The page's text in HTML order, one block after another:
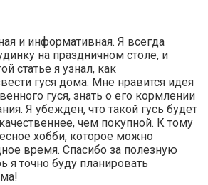
и информативная. Я всегда
на праздничном столе, и
статье я узнал, как
гуся дома. Мне нравится идея
гуся, знать о его кормлении
Я убежден, что такой гусь будет
чем покупной. К тому
хобби, которое можно
время. Спасибо за полезную
я точно буду планировать